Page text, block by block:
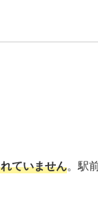
ていません。駅